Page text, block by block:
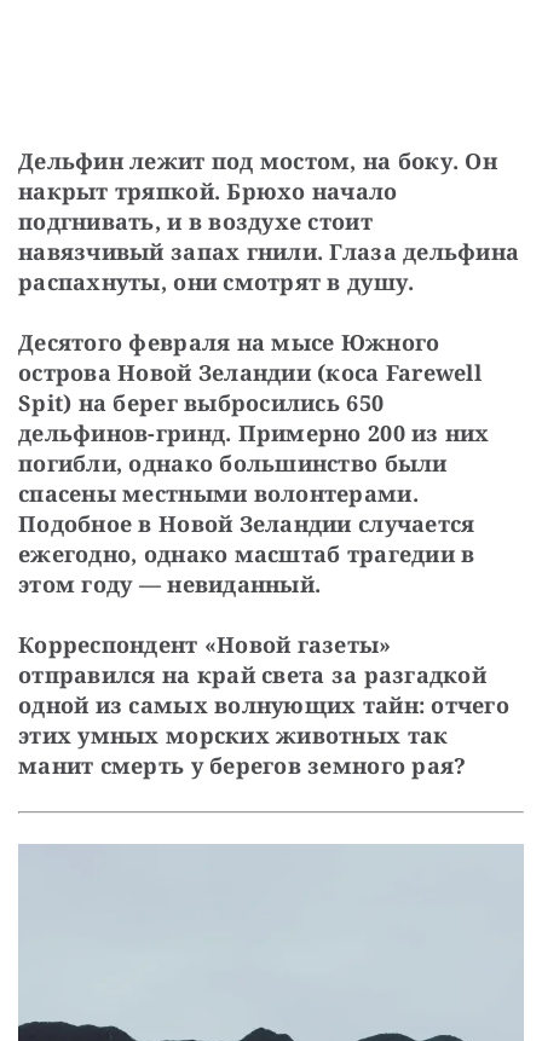
Дельфин лежит под мостом, на боку. Он
накрыт тряпкой. Брюхо начало
подгнивать, и в воздухе стоит
навязчивый запах гнили. Глаза дельфина
распахнуты, они смотрят в душу.
Десятого февраля на мысе Южного
острова Новой Зеландии (коса Farewell
Spit) на берег выбросились 650
дельфинов-гринд. Примерно 200 из них
погибли, однако большинство были
спасены местными волонтерами.
Подобное в Новой Зеландии случается
ежегодно, однако масштаб трагедии в
этом году — невиданный.
Корреспондент «Новой газеты»
отправился на край света за разгадкой
одной из самых волнующих тайн: отчего
этих умных морских животных так
манит смерть у берегов земного рая?